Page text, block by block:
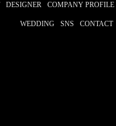
DESIGNER COMPANY PROFILE
WEDDING SNS CONTACT